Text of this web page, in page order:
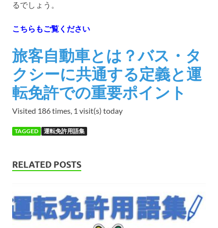
るでしょう。
こちらもご覧ください
旅客自動車とは？バス・タ
クシーに共通する定義と運
転免許での重要ポイント
Visited 186 times, 1 visit(s) today
TAGGED 運転免許用語集
RELATED POSTS